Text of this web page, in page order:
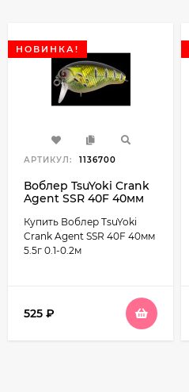
НОВИНКА!
АРТИКУЛ: 1136700
Воблер TsuYoki Crank
Agent SSR 40F 40мм
Купить Воблер TsuYoki
Crank Agent SSR 40F 40мм
5.5г 0.1-0.2м
525 ₽